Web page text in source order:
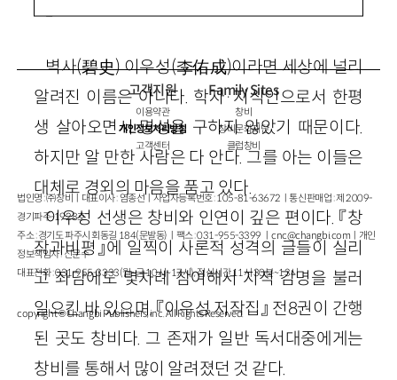
1
벽사(碧史)이우성(李佑成)이라면 세상에 널리
알려진 이름은 아니다. 학자·지식인으로서 한평
생 살아오면서 명성을 구하지 않았기 때문이다.
하지만 알 만한 사람은 다 안다. 그를 아는 이들은
대체로 경외의 마음을 품고 있다.
이우성 선생은 창비와 인연이 깊은 편이다. 『창
작과비평』에 일찍이 사론적 성격의 글들이 실리
고 좌담에도 몇차례 참여해서 지적 감명을 불러
일으킨 바 있으며, 『이우성 저작집』 전8권이 간행
된 곳도 창비다. 그 존재가 일반 독서대중에게는
창비를 통해서 많이 알려졌던 것 같다.
고객지원
이용약관
개인정보처리방침
고객센터
Family Sites
창비
창비문화재단
클럽창비
법인명 : ㈜창비ㅣ대표이사 : 염종선ㅣ사업자등록번호 : 105-81-63672ㅣ통신판매업 : 제 2009-
경기파주-1928호
주소 : 경기도 파주시 회동길 184(문발동)ㅣ팩스 : 031-955-3399 ㅣcnc@changbi.com ㅣ개인
정보책임자 : 신문수
대표전화 : 031-955-3333(월~금 10시~17시), 점심시간 11시 30분~13시
copyright © Changbi Publishers, inc. All Rights Reserved.